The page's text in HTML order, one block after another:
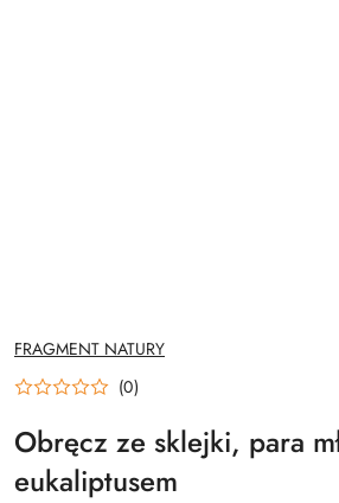
NAZWA
PRODUCENTA:
FRAGMENT NATURY
(0)
Obręcz ze sklejki, para
eukaliptusem